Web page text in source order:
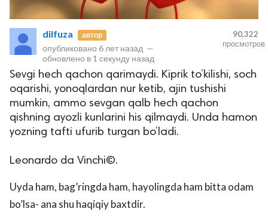
защищены.
dilfuza автор
опубликовано 6 лет назад —
обновлено в 1 секунду назад
90,322
просмотров
Sevgi hech qachon qarimaydi. Kiprik to’kilishi, soch
oqarishi, yonoqlardan nur ketib, ajin tushishi
mumkin, ammo sevgan qalb hech qachon
qishning ayozli kunlarini his qilmaydi. Unda hamon
yozning tafti ufurib turgan bo’ladi.
Leonardo da Vinchi©.
Uyda ham, bag’ringda ham, hayolingda ham bitta odam
bo’lsa- ana shu haqiqiy baxtdir.